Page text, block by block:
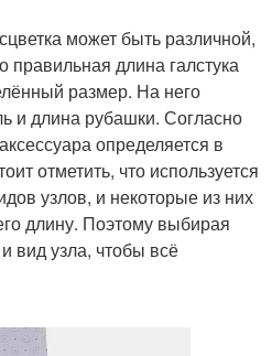
может быть различной,
правильная длина галстука
размер. На него
и длина рубашки. Согласно
определяется в
отметить, что используется
узлов, и некоторые из них
длину. Поэтому выбирая
вид узла, чтобы всё